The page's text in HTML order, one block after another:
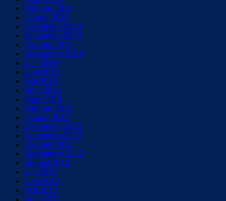
Februar 2014
Januar 2014
Dezember 2013
November 2013
Oktober 2013
September 2013
Juli 2013
Juni 2013
Mai 2013
April 2013
März 2013
Februar 2013
Januar 2013
Dezember 2012
November 2012
Oktober 2012
September 2012
August 2012
Juli 2012
Juni 2012
Mai 2012
April 2012